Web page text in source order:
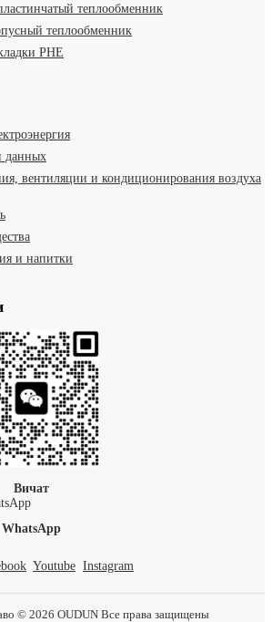
теплообменник
теплообменник
PHE
данных
вентиляции и кондиционирования воздуха
и напитки
Вичат
WhatsApp
Youtube Instagram
© 2026 OUDUN Все права защищены